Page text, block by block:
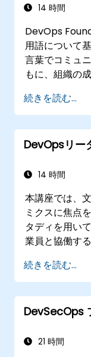
14 時間
DevOps
用語について
言葉でコミュ
もに、組織の
続きを読む...
DevOpsリー
14 時間
本講座では、
ミクスに焦点
タディを用い
業員と協働す
の理解など、
も得られるこ
続きを読む...
DevSecOps
21 時間